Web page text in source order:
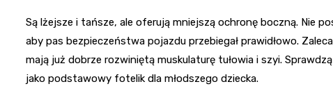
Są lżejsze i tańsze, ale oferują mniejszą ochronę boczną. Nie
aby pas bezpieczeństwa pojazdu przebiegał prawidłowo.
mają już dobrze rozwiniętą muskulaturę tułowia i szyi.
jako podstawowy fotelik dla młodszego dziecka.